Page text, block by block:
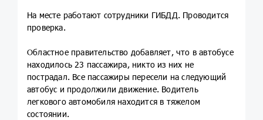
На месте работают сотрудники ГИБДД. Проводится
проверка.
Областное правительство добавляет, что в автобусе
находилось 23 пассажира, никто из них не
пострадал. Все пассажиры пересели на следующий
автобус и продолжили движение. Водитель
легкового автомобиля находится в тяжелом
состоянии.